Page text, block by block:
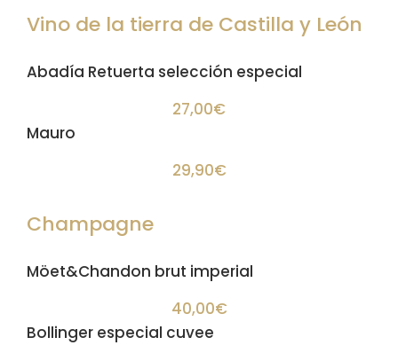
Vino de la tierra de Castilla y León
Abadía Retuerta selección especial
27,00€
Mauro
29,90€
Champagne
Möet&Chandon brut imperial
40,00€
Bollinger especial cuvee